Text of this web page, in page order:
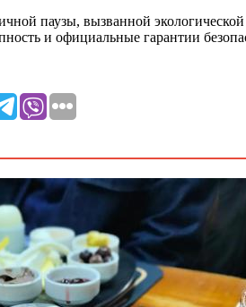
паузы, вызванной
и официальные гарантии